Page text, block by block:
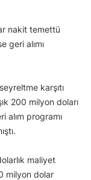
nakit temettü
geri alımı
karşıtı
200 milyon doları
alım programı
maliyet
milyon dolar